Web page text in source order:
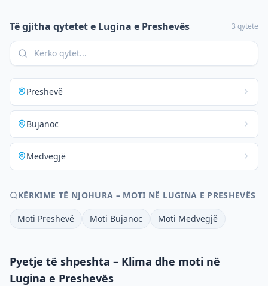
Të gjitha qytetet e Lugina e Preshevës 3 qytete
Preshevë
Bujanoc
Medvegjë
KËRKIME TË NJOHURA – MOTI NË LUGINA E PRESHEVËS
Moti Preshevë Moti Bujanoc Moti Medvegjë
Pyetje të shpeshta – Klima dhe moti në
Lugina e Preshevës